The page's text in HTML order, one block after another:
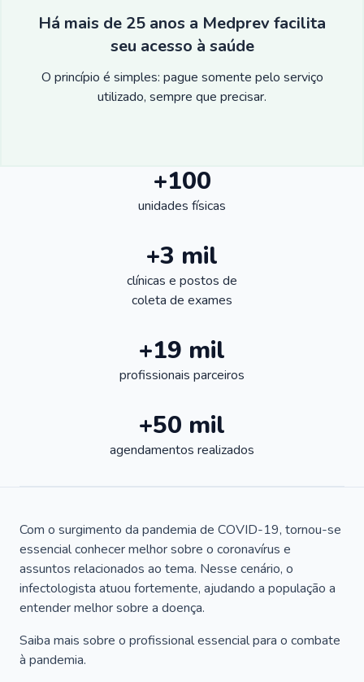
Há mais de 25 anos a Medprev facilita
seu acesso à saúde
O princípio é simples: pague somente pelo serviço
utilizado, sempre que precisar.
+100
unidades físicas
+3 mil
clínicas e postos de
coleta de exames
+19 mil
profissionais parceiros
+50 mil
agendamentos realizados
Com o surgimento da pandemia de COVID-19, tornou-se
essencial conhecer melhor sobre o coronavírus e
assuntos relacionados ao tema. Nesse cenário, o
infectologista atuou fortemente, ajudando a população a
entender melhor sobre a doença.
Saiba mais sobre o profissional essencial para o combate
à pandemia.